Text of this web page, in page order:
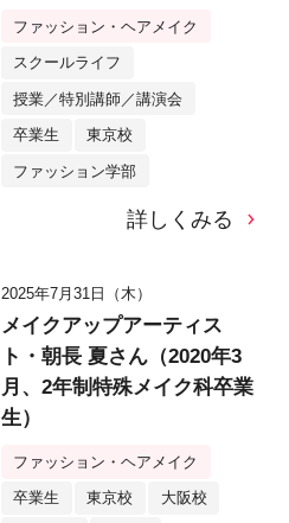
究所】
ファッション・ヘアメイク
スクールライフ
授業／特別講師／講演会
卒業生 東京校
ファッション学部
詳しくみる
2025年7月31日（木）
メイクアップアーティス
ト・朝長 夏さん（2020年3
月、2年制特殊メイク科卒業
生）
ファッション・ヘアメイク
卒業生 東京校 大阪校